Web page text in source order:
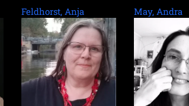
Feldhorst, Anja May, Andra